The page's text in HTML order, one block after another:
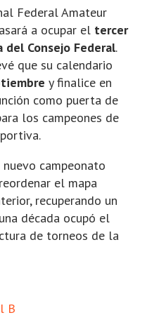
Federal Amateur
a ocupar el tercer
Consejo Federal.
que su calendario
y finalice en
como puerta de
los campeones de
campeonato
el mapa
recuperando un
década ocupó el
de torneos de la
B